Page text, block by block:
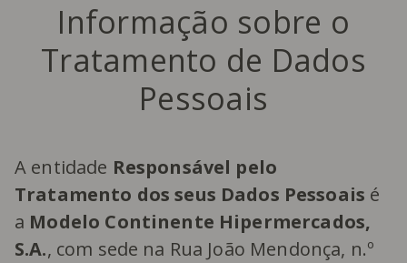
Informação sobre o
Tratamento de Dados
Pessoais
A entidade Responsável pelo
Tratamento dos seus Dados Pessoais é
a Modelo Continente Hipermercados,
S.A., com sede na Rua João Mendonça, n.º